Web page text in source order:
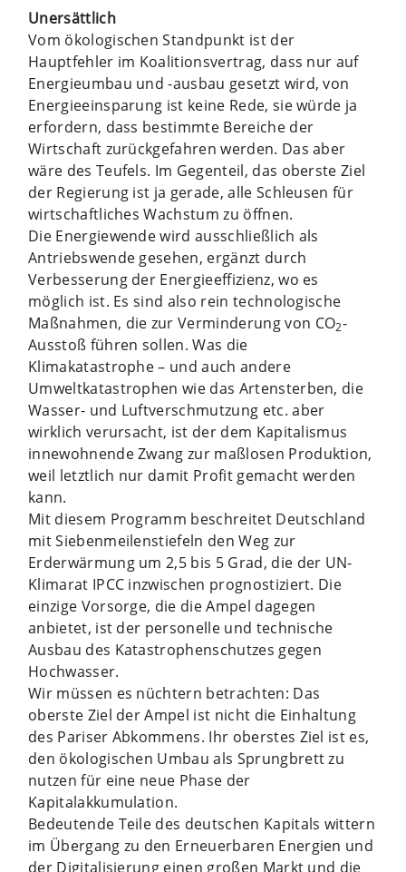
Unersättlich
Vom ökologischen Standpunkt ist der
Hauptfehler im Koalitionsvertrag, dass nur auf
Energieumbau und -ausbau gesetzt wird, von
Energieeinsparung ist keine Rede, sie würde ja
erfordern, dass bestimmte Bereiche der
Wirtschaft zurückgefahren werden. Das aber
wäre des Teufels. Im Gegenteil, das oberste Ziel
der Regierung ist ja gerade, alle Schleusen für
wirtschaftliches Wachstum zu öffnen.
Die Energiewende wird ausschließlich als
Antriebswende gesehen, ergänzt durch
Verbesserung der Energieeffizienz, wo es
möglich ist. Es sind also rein technologische
Maßnahmen, die zur Verminderung von CO2-
Ausstoß führen sollen. Was die
Klimakatastrophe – und auch andere
Umweltkatastrophen wie das Artensterben, die
Wasser- und Luftverschmutzung etc. aber
wirklich verursacht, ist der dem Kapitalismus
innewohnende Zwang zur maßlosen Produktion,
weil letztlich nur damit Profit gemacht werden
kann.
Mit diesem Programm beschreitet Deutschland
mit Siebenmeilenstiefeln den Weg zur
Erderwärmung um 2,5 bis 5 Grad, die der UN-
Klimarat IPCC inzwischen prognostiziert. Die
einzige Vorsorge, die die Ampel dagegen
anbietet, ist der personelle und technische
Ausbau des Katastrophenschutzes gegen
Hochwasser.
Wir müssen es nüchtern betrachten: Das
oberste Ziel der Ampel ist nicht die Einhaltung
des Pariser Abkommens. Ihr oberstes Ziel ist es,
den ökologischen Umbau als Sprungbrett zu
nutzen für eine neue Phase der
Kapitalakkumulation.
Bedeutende Teile des deutschen Kapitals wittern
im Übergang zu den Erneuerbaren Energien und
der Digitalisierung einen großen Markt und die